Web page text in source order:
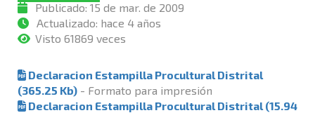
Publicado: 15 de mar. de 2009
Actualizado: hace 4 años
Visto 61869 veces
Declaracion Estampilla Procultural Distrital
(365.25 Kb) - Formato para impresión
Declaracion Estampilla Procultural Distrital (15.94